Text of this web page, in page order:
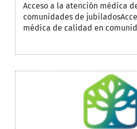
Acceso a la atención médica
comunidades de
médica de calidad en